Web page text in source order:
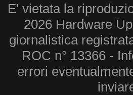
E' vietata la
2026 Hardware
giornalistica
ROC n° 13366 -
errori